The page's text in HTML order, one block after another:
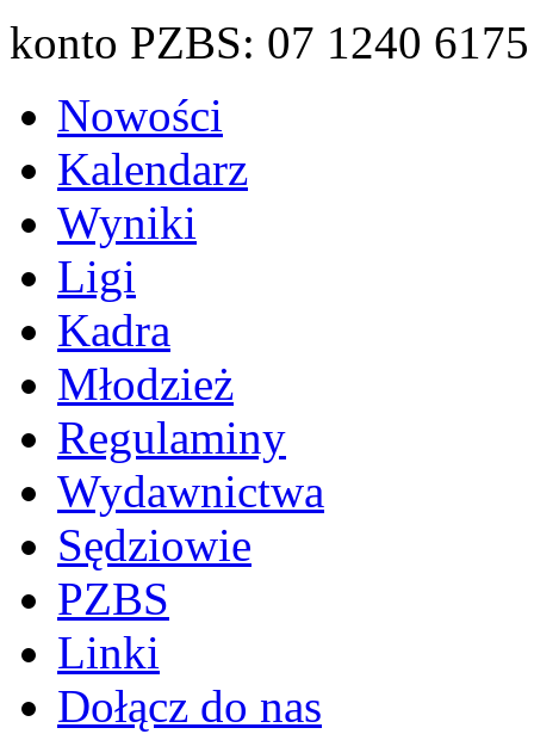
konto PZBS: 07 1240
Nowości
Kalendarz
Wyniki
Ligi
Kadra
Młodzież
Regulaminy
Wydawnictwa
Sędziowie
PZBS
Linki
Dołącz do nas